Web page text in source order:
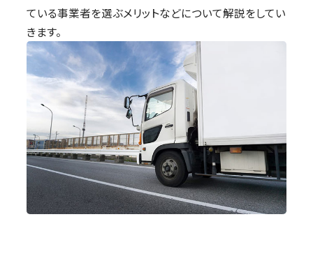
ている事業者を選ぶメリットなどについて解説をしてい
きます。